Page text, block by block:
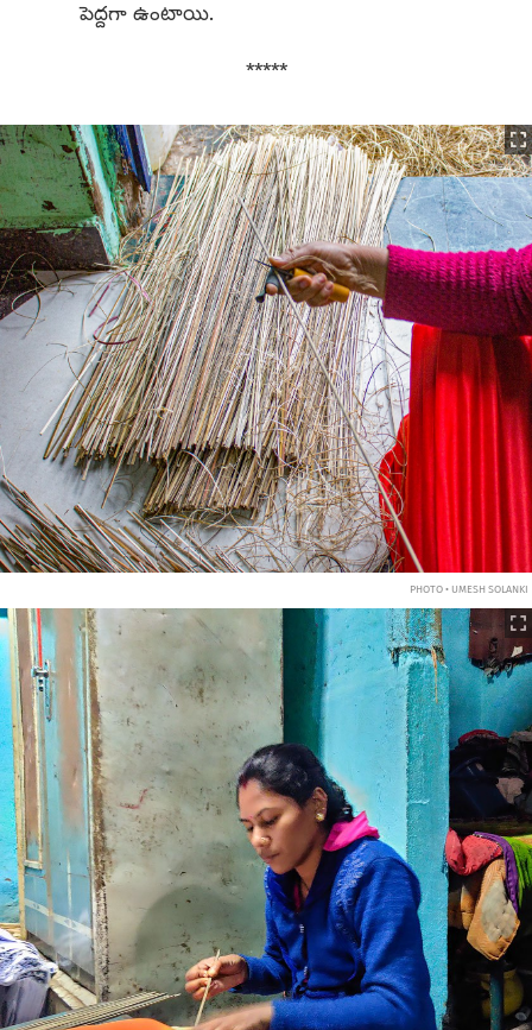
పెద్దగా ఉంటాయి.
*****
PHOTO • UMESH SOLANKI